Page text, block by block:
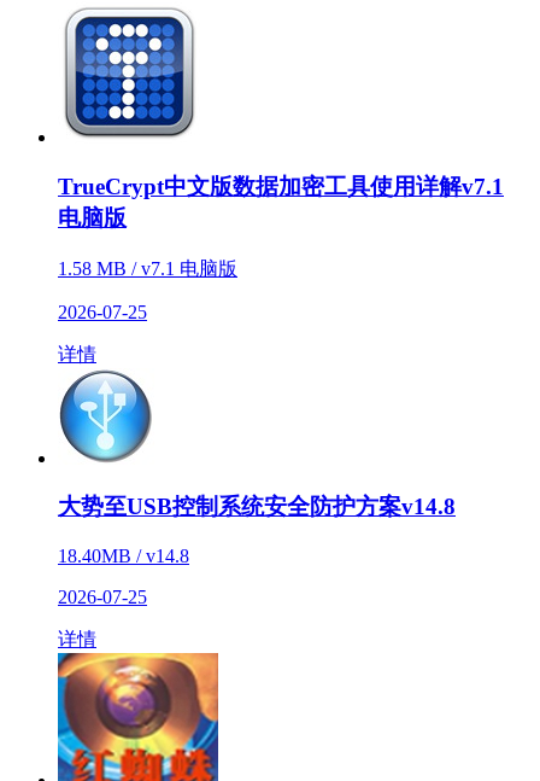
TrueCrypt中文版数据加密工具使用详解v7.1
电脑版
1.58 MB / v7.1 电脑版
2026-07-25
详情
大势至USB控制系统安全防护方案v14.8
18.40MB / v14.8
2026-07-25
详情